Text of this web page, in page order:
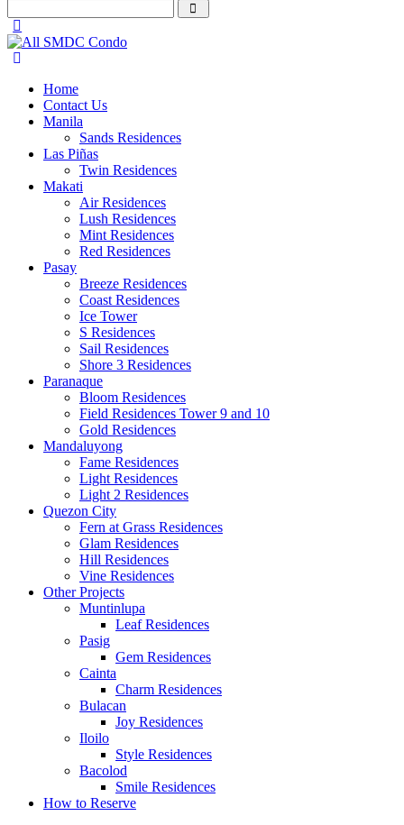
Home
Contact Us
Manila
Sands Residences
Las Piñas
Twin Residences
Makati
Air Residences
Lush Residences
Mint Residences
Red Residences
Pasay
Breeze Residences
Coast Residences
Ice Tower
S Residences
Sail Residences
Shore 3 Residences
Paranaque
Bloom Residences
Field Residences Tower 9 and 10
Gold Residences
Mandaluyong
Fame Residences
Light Residences
Light 2 Residences
Quezon City
Fern at Grass Residences
Glam Residences
Hill Residences
Vine Residences
Other Projects
Muntinlupa
Leaf Residences
Pasig
Gem Residences
Cainta
Charm Residences
Bulacan
Joy Residences
Iloilo
Style Residences
Bacolod
Smile Residences
How to Reserve